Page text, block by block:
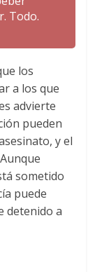
Todo.
los
a los que
advierte
pueden
y el
sometido
puede
detenido a